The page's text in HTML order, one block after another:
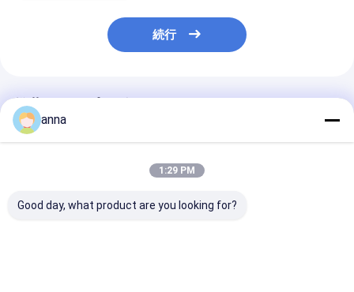
続行
推薦されたプロダクト
anna
1:29 PM
Good day, what product are you looking for?